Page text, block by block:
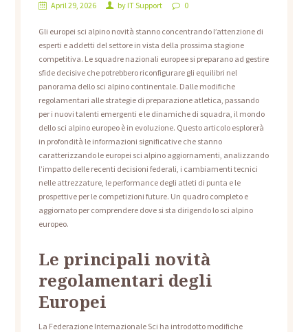
April 29, 2026 by IT Support 0
Gli europei sci alpino novità stanno concentrando l’attenzione di
esperti e addetti del settore in vista della prossima stagione
competitiva. Le squadre nazionali europee si preparano ad gestire
sfide decisive che potrebbero riconfigurare gli equilibri nel
panorama dello sci alpino continentale. Dalle modifiche
regolamentari alle strategie di preparazione atletica, passando
per i nuovi talenti emergenti e le dinamiche di squadra, il mondo
dello sci alpino europeo è in evoluzione. Questo articolo esplorerà
in profondità le informazioni significative che stanno
caratterizzando le europei sci alpino aggiornamenti, analizzando
l’impatto delle recenti decisioni federali, i cambiamenti tecnici
nelle attrezzature, le performance degli atleti di punta e le
prospettive per le competizioni future. Un quadro completo e
aggiornato per comprendere dove si sta dirigendo lo sci alpino
europeo.
Le principali novità
regolamentari degli
Europei
La Federazione Internazionale Sci ha introdotto modifiche